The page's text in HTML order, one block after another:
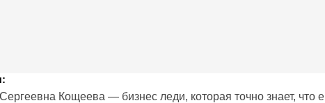
Кощеева — бизнес леди, которая точно знает, что